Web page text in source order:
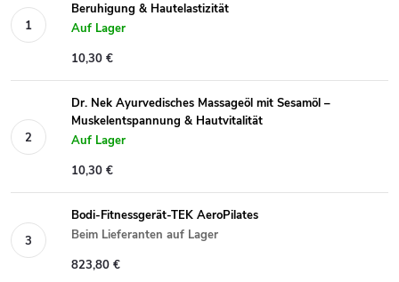
Beruhigung & Hautelastizität
Auf Lager
10,30 €
Dr. Nek Ayurvedisches Massageöl mit Sesamöl –
Muskelentspannung & Hautvitalität
Auf Lager
10,30 €
Bodi-Fitnessgerät-TEK AeroPilates
Beim Lieferanten auf Lager
823,80 €